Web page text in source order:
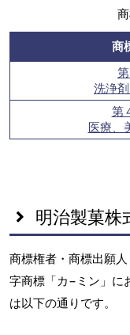
商
洗浄
第
医療、
明治製菓株
商標権者・商標出願人
字商標「カ−ミン」に
は以下の通りです。